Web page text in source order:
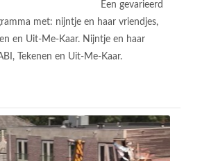
Een gevarieerd
met: nijntje en haar vriendjes,
en Uit-Me-Kaar. Nijntje en haar
Tekenen en Uit-Me-Kaar.